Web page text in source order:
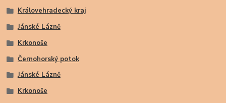
Královehradecký kraj
Jánské Lázně
Krkonoše
Černohorský potok
Jánské Lázně
Krkonoše